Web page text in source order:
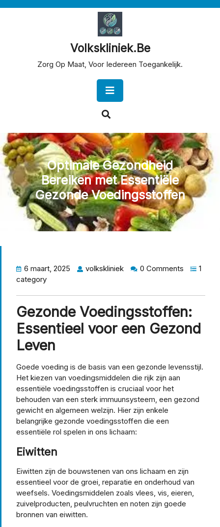
Volkskliniek.be
Zorg Op Maat, Voor Iedereen Toegankelijk.
Button
Optimale Gezondheid
Bereiken met Essentiële
Gezonde Voedingsstoffen
6 maart, 2025 volkskliniek 0 Comments
1
category
Gezonde Voedingsstoffen:
Essentieel voor een Gezond
Leven
Goede voeding is de basis van een gezonde levensstijl.
Het kiezen van voedingsmiddelen die rijk zijn aan
essentiële voedingsstoffen is cruciaal voor het
behouden van een sterk immuunsysteem, een gezond
gewicht en algemeen welzijn. Hier zijn enkele
belangrijke gezonde voedingsstoffen die een
essentiële rol spelen in ons lichaam:
Eiwitten
Eiwitten zijn de bouwstenen van ons lichaam en zijn
essentieel voor de groei, reparatie en onderhoud van
weefsels. Voedingsmiddelen zoals vlees, vis, eieren,
zuivelproducten, peulvruchten en noten zijn goede
bronnen van eiwitten.